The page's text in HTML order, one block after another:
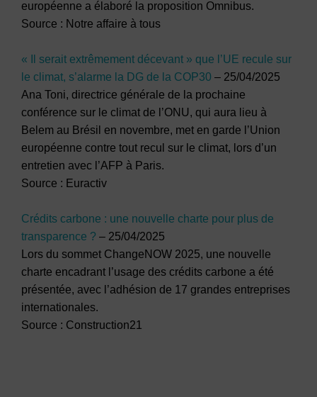
européenne a élaboré la proposition Omnibus.
Source : Notre affaire à tous
« Il serait extrêmement décevant » que l’UE recule sur
le climat, s’alarme la DG de la COP30 – 25/04/2025
Ana Toni, directrice générale de la prochaine
conférence sur le climat de l’ONU, qui aura lieu à
Belem au Brésil en novembre, met en garde l’Union
européenne contre tout recul sur le climat, lors d’un
entretien avec l’AFP à Paris.
Source : Euractiv
Crédits carbone : une nouvelle charte pour plus de
transparence ? – 25/04/2025
Lors du sommet ChangeNOW 2025, une nouvelle
charte encadrant l’usage des crédits carbone a été
présentée, avec l’adhésion de 17 grandes entreprises
internationales.
Source : Construction21